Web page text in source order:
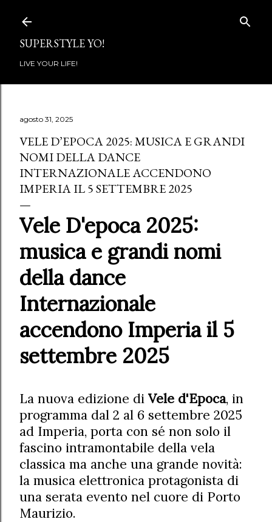
SUPERSTYLE YO!
LIVE YOUR LIFE!
agosto 31, 2025
VELE D’EPOCA 2025: MUSICA E GRANDI
NOMI DELLA DANCE
INTERNAZIONALE ACCENDONO
IMPERIA IL 5 SETTEMBRE 2025
Vele D'epoca 2025:
musica e grandi nomi
della dance
Internazionale
accendono Imperia il 5
settembre 2025
La nuova edizione di Vele d'Epoca, in
programma dal 2 al 6 settembre 2025
ad Imperia, porta con sé non solo il
fascino intramontabile della vela
classica ma anche una grande novità:
la musica elettronica protagonista di
una serata evento nel cuore di Porto
Maurizio.